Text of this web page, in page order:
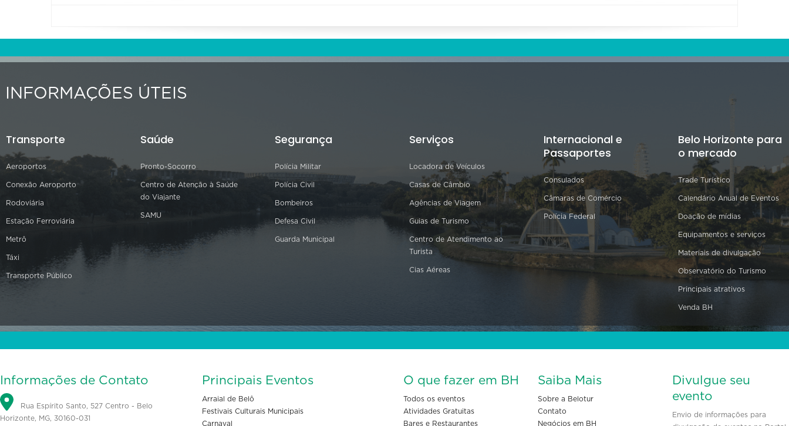
INFORMAÇÕES ÚTEIS
Transporte
Aeroportos
Conexão Aeroporto
Rodoviária
Estação Ferroviária
Metrô
Táxi
Transporte Público
Saúde
Pronto-Socorro
Centro de Atenção à Saúde
do Viajante
SAMU
Segurança
Polícia Militar
Polícia Civil
Bombeiros
Defesa Civil
Guarda Municipal
Serviços
Locadora de Veículos
Casas de Câmbio
Agências de Viagem
Guias de Turismo
Centro de Atendimento ao
Turista
Cias Aéreas
Internacional e
Passaportes
Consulados
Câmaras de Comércio
Polícia Federal
Belo Horizonte para
o mercado
Trade Turístico
Calendário Anual de Eventos
Doação de mídias
Equipamentos e serviços
Materiais de divulgação
Observatório do Turismo
Principais atrativos
Venda BH
Informações de Contato
Rua Espírito Santo, 527 Centro - Belo
Horizonte, MG, 30160-031
Principais Eventos
Arraial de Belô
Festivais Culturais Municipais
Carnaval
O que fazer em BH
Todos os eventos
Atividades Gratuitas
Bares e Restaurantes
Saiba Mais
Sobre a Belotur
Contato
Negócios em BH
Divulgue seu
evento
Envio de informações para